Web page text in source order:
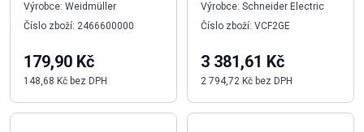
Výrobce: Weidmüller
Číslo zboží: 2466600000
179,90 Kč
148,68 Kč bez DPH
Výrobce: Schneider Electric
Číslo zboží: VCF2GE
3 381,61 Kč
2 794,72 Kč bez DPH